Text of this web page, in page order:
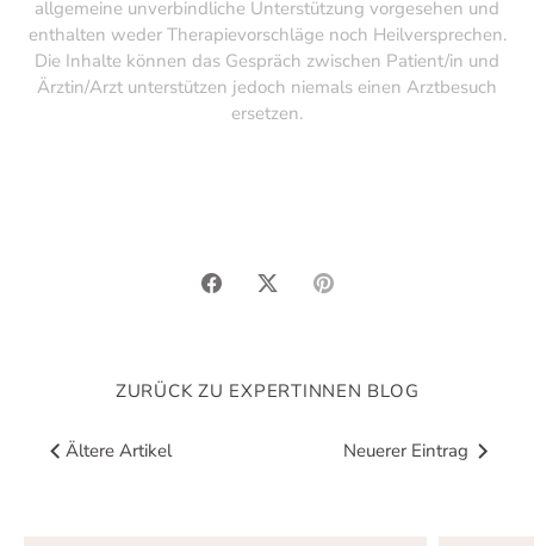
allgemeine unverbindliche Unterstützung vorgesehen und
enthalten weder Therapievorschläge noch Heilversprechen.
Die Inhalte können das Gespräch zwischen Patient/in und
Ärztin/Arzt unterstützen jedoch niemals einen Arztbesuch
ersetzen.
Teilen TwitternPinnen
ZURÜCK ZU EXPERTINNEN BLOG
Ältere Artikel Neuerer Eintrag